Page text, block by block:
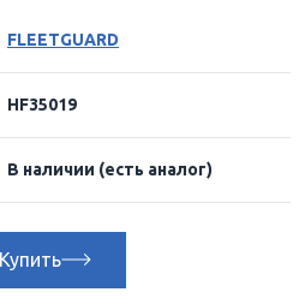
FLEETGUARD
HF35019
В наличии (есть аналог)
Купить